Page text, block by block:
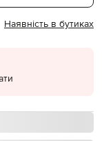
Наявність в бутиках